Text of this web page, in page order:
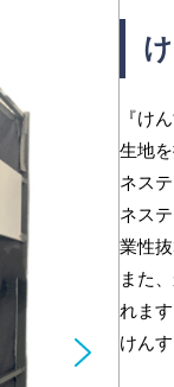
『け
生地
ネス
ネス
業性抜
また
れます
けん